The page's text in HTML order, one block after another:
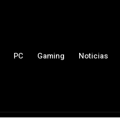
PC Gaming Noticias